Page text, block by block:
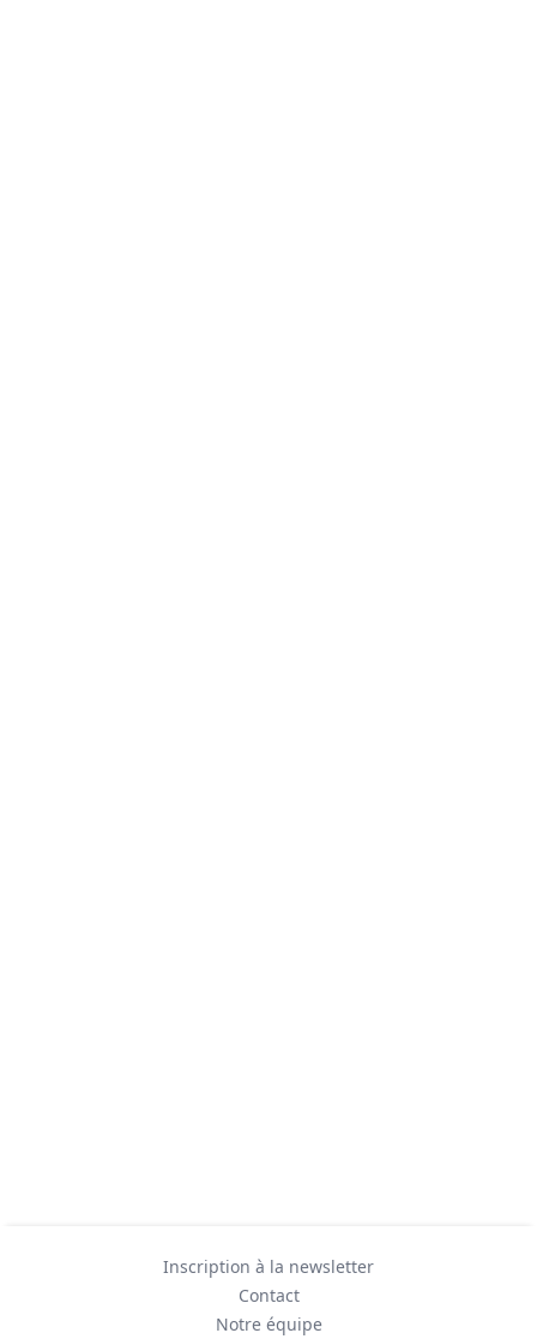
Inscription à la newsletter
Contact
Notre équipe